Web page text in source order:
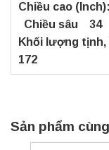
Chiều cao
Chiều sâu 34
Khối lượng
172
Sản phẩm